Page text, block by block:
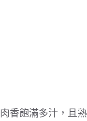
肉香飽滿多汁，且